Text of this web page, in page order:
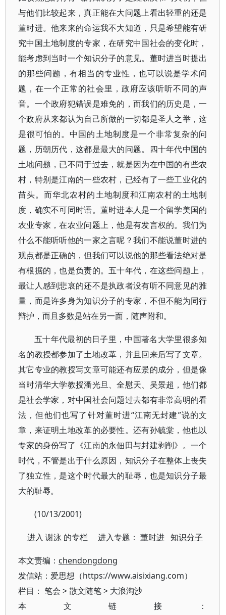
与他们比较起来，真正能在大问题上看出轻重的还是
董时进。他来来的命运我不大知道，只是希望能有研
究中国土地制度的专家，在研究中国社会的变化时，
能考虑到当时一个知识分子的意见。董时进当时提出
的那些问题，有相当的专业性，也可以说是学术问
题，在一个正常的社会里，政府应该听听不同的声
音。一个政府犯错误是难免的，而我们的历史是，一
个政府从来都认为自己所做的一切都是圣人之举，这
是很可怕的。中国的土地制度是一个非常复杂的问
题，历朝历代，这都是最大的问题。四十年代中国的
土地问题，已不同于过去，就是因为在中国的有些农
村，特别是江南的一些农村，已经有了一些工业化的
苗头。而华北农村的土地制度和江南农村的土地制
度，确实不可同时语。董时进本人是一个留学美国的
农业专家，在农业问题上，他是有发言权的。我们为
什么不能听听他的一家之言呢？我们不能说董时进的
观点都是正确的，但我们可以说他的那些看法绝对是
有根据的，也是负责的。五十年代，在这些问题上，
最让人感到悲哀的还不是执政者没有听不同意见的雅
量，而是许多身为知识分子的专家，不但不能为同行
辩护，而且多数是站在另一面，随声附和。
五十年代最初的日子里，中国著名大学里很多知
名的教授都参加了土地改革，并且回来后写了文章。
其它专业的教授写文章可能还有应景的成分，但是像
当时清华大学教授潘光旦、全慰天、吴景超，他们都
是社会学家，对中国社会问题过去都有非常高明的看
法，但他们也写了针对董时进“江南无封建”说的文
章，来证明土地改革的必要性。还有孙毓棠，他也以
专家的身份写了《江南的永佃田与封建剥削》。一个
时代，不管是出于什么原因，知识分子在整体上丧失
了独立性，是这个时代最大的耻辱，也是知识分子最
大的耻辱。
(10/13/2001)
进入谢泳 的专栏 进入专题：董时进 知识分子
本文责编： chendongdong
发信站：爱思想（https://www.aisixiang.com）
栏目： 笔会 >散文随笔> 大浪淘沙
本文链接：